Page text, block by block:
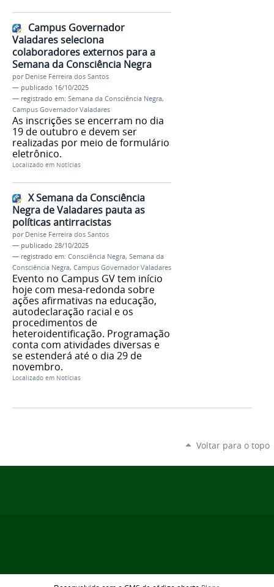
Campus Governador
Valadares seleciona
colaboradores externos para a
Semana da Consciência Negra
por Denise Ferreira dos Santos
— publicado 16/10/2025
— registrado em: Semana da Consciência Negra,
Campus Governador Valadares
As inscrições se encerram no dia
19 de outubro e devem ser
realizadas por meio de formulário
eletrônico.
Localizado em Notícias
X Semana da Consciência
Negra de Valadares pauta as
políticas antirracistas
por Denise Ferreira dos Santos
— publicado 28/10/2025
— registrado em: Consciência Negra, Semana da
Consciência Negra, Campus Governador Valadares
Evento no Campus GV tem início
hoje com mesa-redonda sobre
ações afirmativas na educação,
autodeclaração racial e os
procedimentos de
heteroidentificação. Programação
conta com atividades diversas e
se estenderá até o dia 29 de
novembro.
Localizado em Notícias
Voltar para o topo